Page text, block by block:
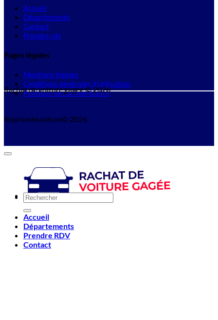
Accueil
Départements
Contact
Prendre rdv
Pages légales
Mentions légales
Conditions générales d'utilisation
Politique de confidentialité
Rachat de voiture gagee © 2026
Reprisedevoiture© 2026
Accueil
Départements
Prendre RDV
Contact